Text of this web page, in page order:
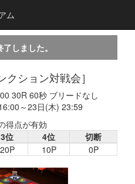
ム
しました。
ション対戦会］
30R 60秒 ブリードなし
～23日(木) 23:59
得点が有効
3位 4位
切断
20P 10P 0P